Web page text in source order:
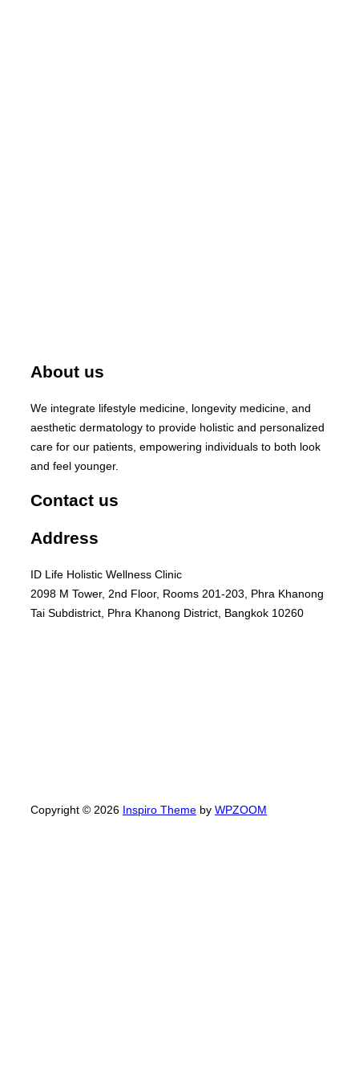
About us
We integrate lifestyle medicine, longevity medicine, and
aesthetic dermatology to provide holistic and personalized
care for our patients, empowering individuals to both look
and feel younger.
Contact us
Address
ID Life Holistic Wellness Clinic
2098 M Tower, 2nd Floor, Rooms 201-203, Phra Khanong
Tai Subdistrict, Phra Khanong District, Bangkok 10260
Copyright © 2026 Inspiro Theme by WPZOOM